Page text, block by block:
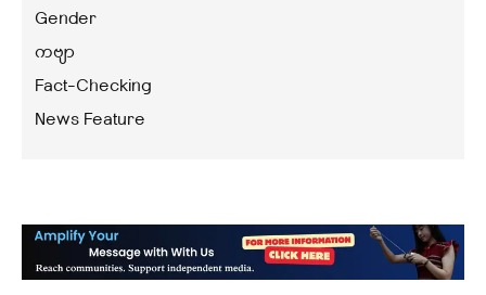
Gender
ကဗျာ
Fact-Checking
News Feature